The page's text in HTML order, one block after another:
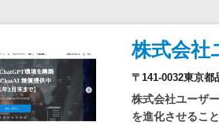
株式会社
〒141-0032東京
株式会社ユーザ
を進化させるこ